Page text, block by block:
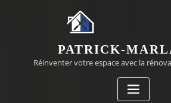
PATRICK-
Réinventer votre espace avec la